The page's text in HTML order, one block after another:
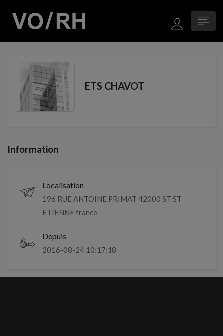
ETS CHAVOT
Information
Localisation
196 RUE ANTOINE PRIMAT 42000 ST ST
ETIENNE france
Depuis
2016-08-24 10:17:18